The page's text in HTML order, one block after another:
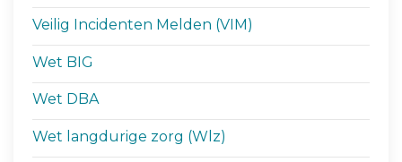
Veilig Incidenten Melden (VIM)
Wet BIG
Wet DBA
Wet langdurige zorg (Wlz)